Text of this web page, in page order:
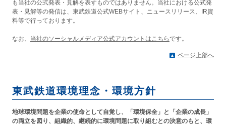
も当社の公式発表・見解を表すものではありません。当社における公式発
表・見解等の発信は、東武鉄道公式WEBサイト、ニュースリリース、IR資
料等で行っております。
なお、 当社のソーシャルメディア公式アカウントはこちらです。
ページ上部へ
東武鉄道環境理念・環境方針
地球環境問題を企業の使命として自覚し、「環境保全」と「企業の成長」
の両立を図り、組織的、継続的に環境問題に取り組むとの決意のもと、環